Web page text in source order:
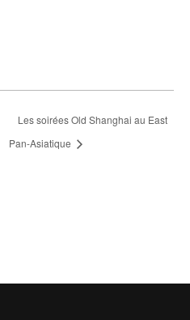
Les soirées Old Shanghai au East
Pan-Asiatique